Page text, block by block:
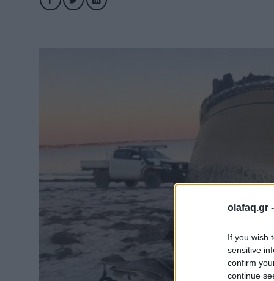
olafaq.gr -
If you wish
sensitive
confirm
continue